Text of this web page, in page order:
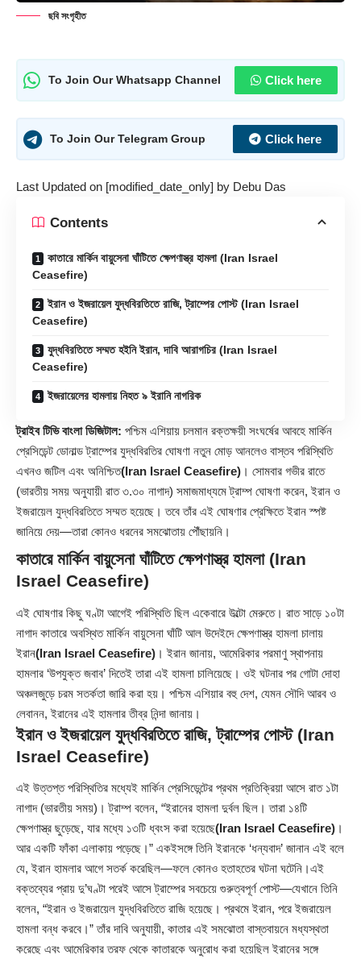
ছবি সংগৃহীত
To Join Our Whatsapp Channel Click here
To Join Our Telegram Group Click here
Last Updated on [modified_date_only] by Debu Das
Contents
কাতারে মার্কিন বায়ুসেনা ঘাঁটিতে ক্ষেপণাস্ত্র হামলা (Iran Israel
Ceasefire)
ইরান ও ইজরায়েল যুদ্ধবিরতিতে রাজি, ট্রাম্পের পোস্ট (Iran Israel
Ceasefire)
যুদ্ধবিরতিতে সম্মত হইনি ইরান, দাবি আরাগচির (Iran Israel
Ceasefire)
ইজরায়েলের হামলায় নিহত ৯ ইরানি নাগরিক
ট্রাইব টিভি বাংলা ডিজিটাল: পশ্চিম এশিয়ায় চলমান রক্তক্ষয়ী সংঘর্ষের আবহে মার্কিন
প্রেসিডেন্ট ডোনাল্ড ট্রাম্পের যুদ্ধবিরতির ঘোষণা নতুন মোড় আনলেও বাস্তব পরিস্থিতি
এখনও জটিল এবং অনিশ্চিত(Iran Israel Ceasefire) । সোমবার গভীর রাতে
(ভারতীয় সময় অনুযায়ী রাত ৩.৩০ নাগাদ) সমাজমাধ্যমে ট্রাম্প ঘোষণা করেন, ইরান ও
ইজরায়েল যুদ্ধবিরতিতে সম্মত হয়েছে। তবে তাঁর এই ঘোষণার প্রেক্ষিতে ইরান স্পষ্ট
জানিয়ে দেয়—তারা কোনও ধরনের সমঝোতায় পৌঁছায়নি।
কাতারে মার্কিন বায়ুসেনা ঘাঁটিতে ক্ষেপণাস্ত্র হামলা (Iran
Israel Ceasefire)
এই ঘোষণার কিছু ঘণ্টা আগেই পরিস্থিতি ছিল একেবারে উল্টো মেরুতে। রাত সাড়ে ১০টা
নাগাদ কাতারে অবস্থিত মার্কিন বায়ুসেনা ঘাঁটি আল উদেইদে ক্ষেপণাস্ত্র হামলা চালায়
ইরান(Iran Israel Ceasefire) । ইরান জানায়, আমেরিকার পরমাণু স্থাপনায়
হামলার ‘উপযুক্ত জবাব’ দিতেই তারা এই হামলা চালিয়েছে। ওই ঘটনার পর গোটা দোহা
অঞ্চলজুড়ে চরম সতর্কতা জারি করা হয়। পশ্চিম এশিয়ার বহু দেশ, যেমন সৌদি আরব ও
লেবানন, ইরানের এই হামলার তীব্র নিন্দা জানায়।
ইরান ও ইজরায়েল যুদ্ধবিরতিতে রাজি, ট্রাম্পের পোস্ট (Iran
Israel Ceasefire)
এই উত্তপ্ত পরিস্থিতির মধ্যেই মার্কিন প্রেসিডেন্টের প্রথম প্রতিক্রিয়া আসে রাত ১টা
নাগাদ (ভারতীয় সময়)। ট্রাম্প বলেন, “ইরানের হামলা দুর্বল ছিল। তারা ১৪টি
ক্ষেপণাস্ত্র ছুড়েছে, যার মধ্যে ১৩টি ধ্বংস করা হয়েছে(Iran Israel Ceasefire) ।
আর একটি ফাঁকা এলাকায় পড়েছে।” একইসঙ্গে তিনি ইরানকে ‘ধন্যবাদ’ জানান এই বলে
যে, ইরান হামলার আগে সতর্ক করেছিল—ফলে কোনও হতাহতের ঘটনা ঘটেনি।এই
বক্তব্যের প্রায় দু’ঘণ্টা পরেই আসে ট্রাম্পের সবচেয়ে গুরুত্বপূর্ণ পোস্ট—যেখানে তিনি
বলেন, “ইরান ও ইজরায়েল যুদ্ধবিরতিতে রাজি হয়েছে। প্রথমে ইরান, পরে ইজরায়েল
হামলা বন্ধ করবে।” তাঁর দাবি অনুযায়ী, কাতার এই সমঝোতা বাস্তবায়নে মধ্যস্থতা
করেছে এবং আমেরিকার তরফ থেকে কাতারকে অনুরোধ করা হয়েছিল ইরানের সঙ্গে